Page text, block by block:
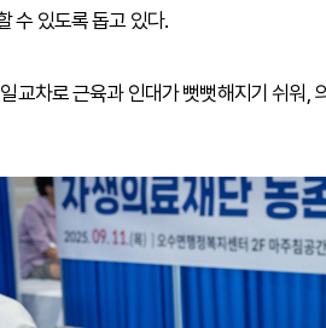
수 있도록 돕고 있다.
교차로 근육과 인대가 뻣뻣해지기 쉬워,